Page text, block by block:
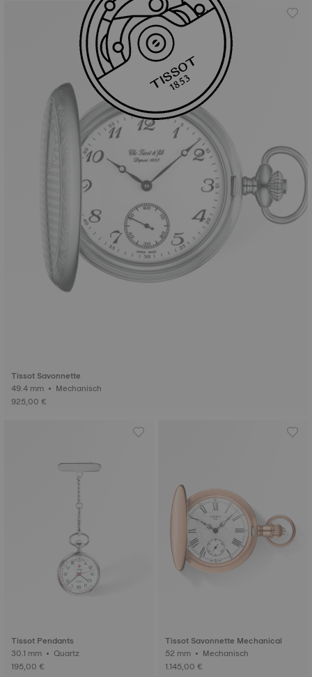
Tissot Savonnette
49.4 mm • Mechanisch
925,00 €
Tissot Pendants
30.1 mm • Quartz
195,00 €
Tissot Savonnette Mechanical
52 mm • Mechanisch
1.145,00 €